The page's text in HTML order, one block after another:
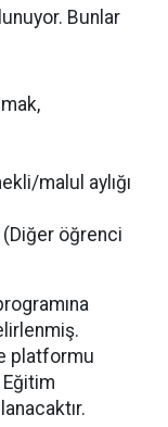
Bunlar
malul aylığı
öğrenci
platformu